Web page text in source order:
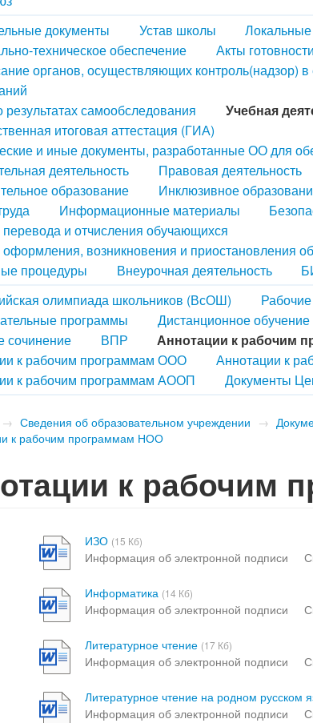
документы
Устав школы
техническое обеспечение
Акты готовности
органов, осуществляющих контроль(надзор)
результатах самообследования
Учебная
итоговая аттестация (ГИА)
и иные документы, разработанные ОО для
деятельность
Правовая деятельность
образование
Инклюзивное
Информационные материалы
и отчисления обучающихся
возникновения и приостановления
процедуры
Внеурочная деятельность
олимпиада школьников (ВсОШ)
программы
Дистанционное обучение
сочинение
ВПР
Аннотации к рабочим
к рабочим программам ООО
Аннотации к
к рабочим программам АООП
Документы
→ Сведения об образовательном учреждении →
к рабочим программам НОО
к рабочим
ИЗО (15 Кб)
Информация об электронной подписи
Информатика (14 Кб)
Информация об электронной подписи
Литературное чтение (17 Кб)
Информация об электронной подписи
Литературное чтение на родном русском
Информация об электронной подписи